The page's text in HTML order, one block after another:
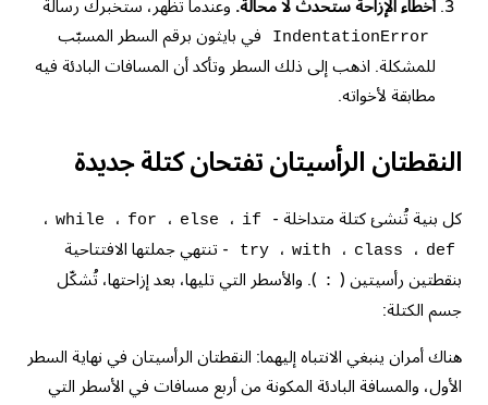
أخطاء الإزاحة ستحدث لا محالة. وعندما تظهر، ستخبرك رسالة
IndentationError
في بايثون برقم السطر المسبّب
للمشكلة. اذهب إلى ذلك السطر وتأكد أن المسافات البادئة فيه
مطابقة لأخواته.
النقطتان الرأسيتان تفتحان كتلة جديدة
كل بنية تُنشئ كتلة متداخلة - if ، else ، for ، while ،
def ، class ، with ، try
- تنتهي جملتها الافتتاحية
بنقطتين رأسيتين ( : ). والأسطر التي تليها، بعد إزاحتها، تُشكّل
جسم الكتلة:
هناك أمران ينبغي الانتباه إليهما: النقطتان الرأسيتان في نهاية السطر
الأول، والمسافة البادئة المكونة من أربع مسافات في الأسطر التي